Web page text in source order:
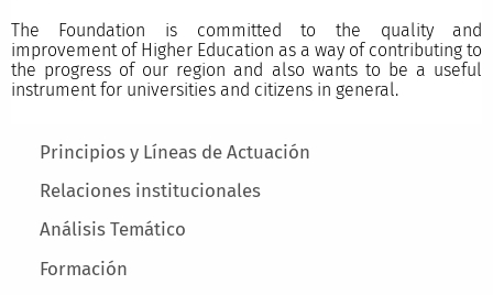
Main menu
Principios y Líneas de Actuación
Relaciones institucionales
Análisis Temático
Formación
The Foundation is committed to the quality and
improvement of Higher Education as a way of contributing to
the progress of our region and also wants to be a useful
instrument for universities and citizens in general.